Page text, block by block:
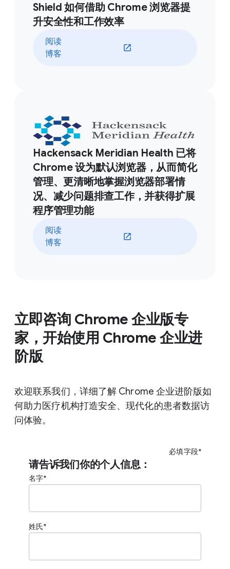
Shield 如何借助 Chrome 浏览器提
升安全性和工作效率
阅读
博客
Hackensack Meridian Health 已将
Chrome 设为默认浏览器，从而简化
管理、更清晰地掌握浏览器部署情
况、减少问题排查工作，并获得扩展
程序管理功能
阅读
博客
立即咨询 Chrome 企业版专
家，开始使用 Chrome 企业进
阶版
欢迎联系我们，详细了解 Chrome 企业进阶版如
何助力医疗机构打造安全、现代化的患者数据访
问体验。
请告诉我们你的个人信息：
必填字段*
名字
姓氏